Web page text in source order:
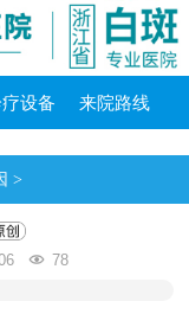
设备 来院路线
>
78